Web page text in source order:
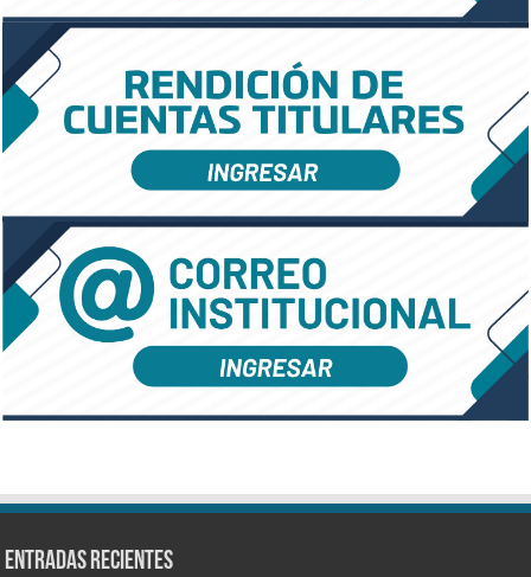
Entradas recientes